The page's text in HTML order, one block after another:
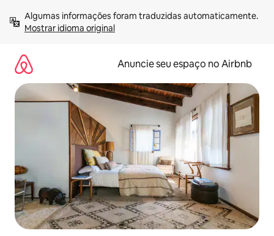
para
Mostrar idioma original
Anuncie seu espaço no Airbnb